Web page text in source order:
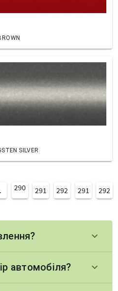
SILVER
290 291 292 291 292
keyboard_arrow_down
автомобіля? keyboard_arrow_down